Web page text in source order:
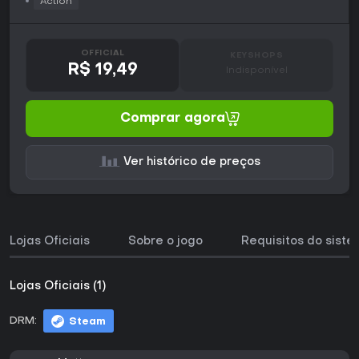
OFFICIAL
R$ 19,49 Indisponível
Comprar agora
Ver histórico de preços
Lojas Oficiais Sobre o jogo Requisitos do
Lojas Oficiais (1)
DRM: Steam